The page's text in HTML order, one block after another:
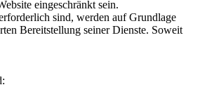
eingeschränkt sein.
sind, werden auf Grundlage
Bereitstellung seiner Dienste. Soweit